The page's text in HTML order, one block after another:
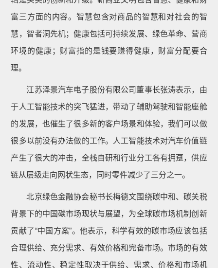
富三方面的内容。智慧包含对商品的智慧和对社会的智
慧，智者洞先机；健康包括可持续发展、绿色革命、营商
环境的健康；财富指的是钱要赚得健康，财富分配要合
理。
江苏泽景汽车电子股份有限公司董事长张涛表示，由
于人工智能技术的突飞猛进，带动了辅助驾驶和智能座舱
的发展，也催生了很多新的客户场景和体验，我们可以做
很多以前没有办法做的工作。人工智能技术对汽车价值链
产生了很大的冲击，全栈自研和行业分工各有拥趸，供应
链从层级走向网状生态，同时零件减少了三分之一。
北京绿色金融协会秘书长梅德文围绕碳中和、碳关税
背景下的中国碳市场现状与展望，为全球碳市场机制创新
贡献了“中国方案”。他表示，科学有效的碳市场应该包括
合理供给、充分需求、有效价格和完备市场。市场的有效
性、流动性、稳定性取决于供给、需求、价格和市场机